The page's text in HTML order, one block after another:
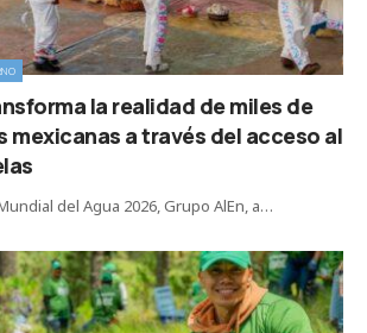
la realidad de miles de
mexicanas a través del acceso al
del Agua 2026, Grupo AlEn, a…